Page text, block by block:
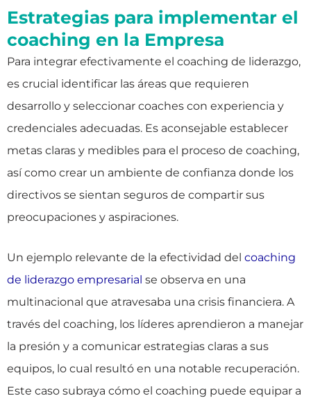
Estrategias para implementar el
coaching en la Empresa
Para integrar efectivamente el coaching de liderazgo,
es crucial identificar las áreas que requieren
desarrollo y seleccionar coaches con experiencia y
credenciales adecuadas. Es aconsejable establecer
metas claras y medibles para el proceso de coaching,
así como crear un ambiente de confianza donde los
directivos se sientan seguros de compartir sus
preocupaciones y aspiraciones.
Un ejemplo relevante de la efectividad del coaching
de liderazgo empresarial se observa en una
multinacional que atravesaba una crisis financiera. A
través del coaching, los líderes aprendieron a manejar
la presión y a comunicar estrategias claras a sus
equipos, lo cual resultó en una notable recuperación.
Este caso subraya cómo el coaching puede equipar a